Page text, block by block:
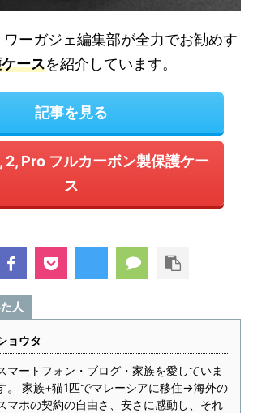
ーガジェ編集部が全力でお勧めす
ースを紹介しています。
記事を見る
2, Pro フルカーボン製保護ケー
ス
人
ョウタ
マートフォン・ブログ・家族を愛していま
。 家族+猫1匹でマレーシアに移住→海外の
マホの契約の自由さ、安さに感動し、それ